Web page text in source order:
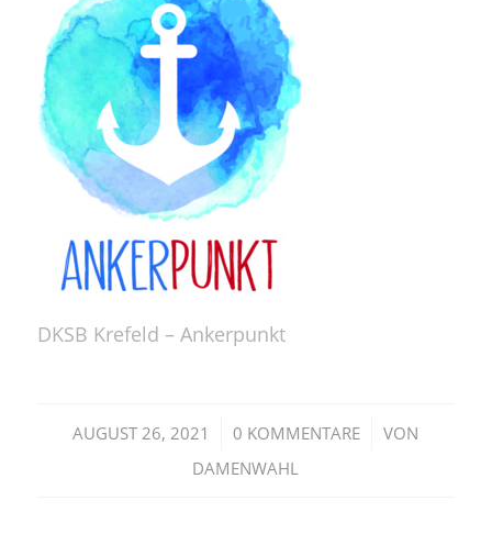
DKSB Krefeld – Ankerpunkt
AUGUST 26, 2021
/ 0 KOMMENTARE
/
VON
DAMENWAHL